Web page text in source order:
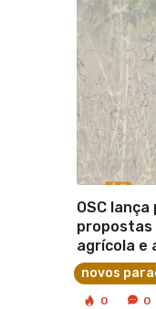
OSC
propostas
agrícola e
novos
0 0